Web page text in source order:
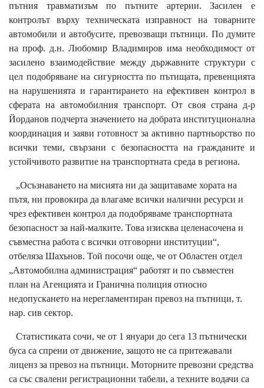
пътния травматизъм по пътните артерии. Засилен е
контролът върху техническата изправност на товарните
автомобили и автобусите, превозващи пътници. По думите
на проф. д.н. Любомир Владимиров има необходимост от
засилено взаимодействие между държавните структури с
цел подобряване на сигурността по пътищата, превенцията
на нарушенията и гарантирането на ефективен контрол в
сферата на автомобилния транспорт. От своя страна д-р
Йорданов подчерта значението на добрата институционална
координация и заяви готовност за активно партньорство по
всички теми, свързани с безопасността на гражданите и
устойчивото развитие на транспортната среда в региона.
„Осъзнаването на мисията ни да защитаваме хората на
пътя, ни провокира да влагаме всички налични ресурси и
чрез ефективен контрол да подобряваме транспортната
безопасност за най-малките. Това изисква целенасочена и
съвместна работа с всички отговорни институции“,
отбеляза Шахънов. Той посочи още, че от Областен отдел
„Автомобилна администрация“ работят и по съвместен
план на Агенцията и Гранична полиция относно
недопускането на нерегламентиран превоз на пътници, т.
нар. сив сектор.
Статистиката сочи, че от 1 януари до сега 13 пътнически
буса са спрени от движение, защото не са притежавали
лиценз за превоз на пътници. Моторните превозни средства
са със свалени регистрационни табели, а техните водачи са